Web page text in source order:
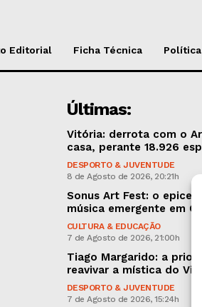
Editorial Ficha Técnica
Últimas:
Vitória: derrota com o
casa, perante 18.926
DESPORTO & JUVENTUDE
8 de Agosto de 2026, 20:21h
Sonus Art Fest: o
música emergente em
CULTURA & EDUCAÇÃO
7 de Agosto de 2026, 21:00h
Tiago Margarido: a
reavivar a mística do
DESPORTO & JUVENTUDE
7 de Agosto de 2026, 15:24h